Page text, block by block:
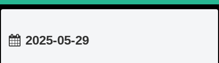
2025-05-29